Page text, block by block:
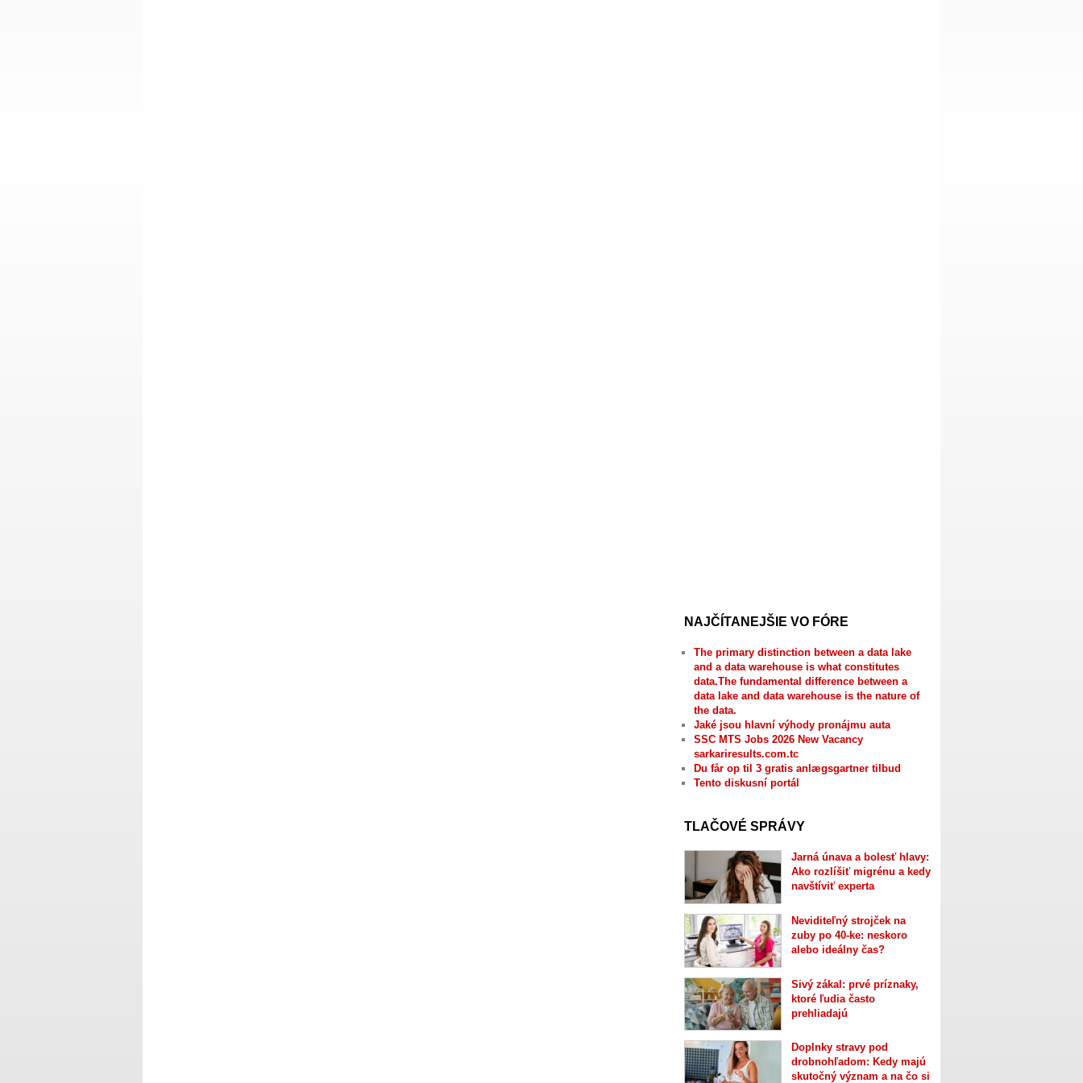
NAJČÍTANEJŠIE VO FÓRE
The primary distinction between a data lake
and a data warehouse is what constitutes
data.The fundamental difference between a
data lake and data warehouse is the nature of
the data.
Jaké jsou hlavní výhody pronájmu auta
SSC MTS Jobs 2026 New Vacancy
sarkariresults.com.tc
Du får op til 3 gratis anlægsgartner tilbud
Tento diskusní portál
TLAČOVÉ SPRÁVY
Jarná únava a bolesť hlavy:
Ako rozlíšiť migrénu a kedy
navštíviť experta
Neviditeľný strojček na
zuby po 40-ke: neskoro
alebo ideálny čas?
Sivý zákal: prvé príznaky,
ktoré ľudia často
prehliadajú
Doplnky stravy pod
drobnohľadom: Kedy majú
skutočný význam a na čo si